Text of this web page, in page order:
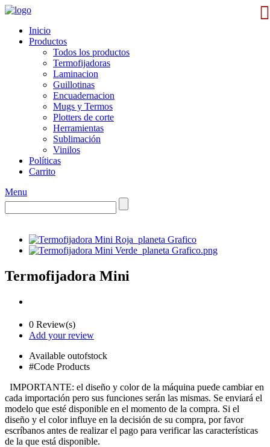
Inicio
Productos
Todos los productos
Termofijadoras
Laminacion
Guillotinas
Encuadernacion
Mugs y Termos
Plotters de corte
Herramientas
Sublimación
Vinilos
Políticas
Carrito
Menu
Termofijadora Mini
0 Review(s)
Add your review
Available outofstock
#Code Products
IMPORTANTE: el diseño y color de la máquina puede cambiar en
cada importación pero sus funciones serán las mismas. Se enviará el
modelo que esté disponible en el momento de la compra. Si el
diseño y el color influye en la decisión de su compra, por favor
escríbanos antes de realizar el pago para verificar las características
de la que está disponible.